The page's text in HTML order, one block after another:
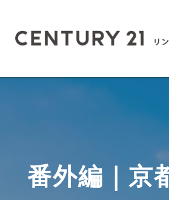
番外編｜京